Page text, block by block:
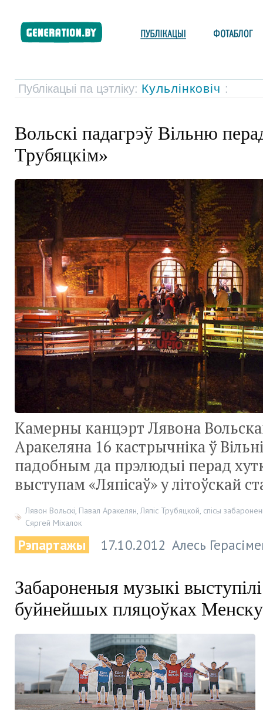
Публікацыі па цэтліку: Кульлінковіч :
Вольскі падагрэў Вільню
Трубяцкім»
Камерны канцэрт Лявона
Аракеляна 16 кастрычніка ў
падобным да прэлюдыі перад
выступам «Ляпісаў» у літоўскай
Лявон Вольскі, Павал Аракелян,Ляпіс Трубяцкой, спісы
Сяргей Міхалок
Рэпартажы 17.10.2012 Алесь
Забароненыя музыкі
буйнейшых пляцоўках Менску